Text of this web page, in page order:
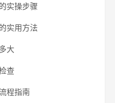
实操步骤
实用方法
大
查
程指南